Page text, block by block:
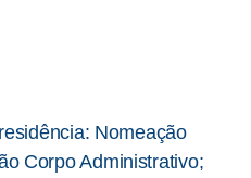
Nomeação
Corpo Administrativo;